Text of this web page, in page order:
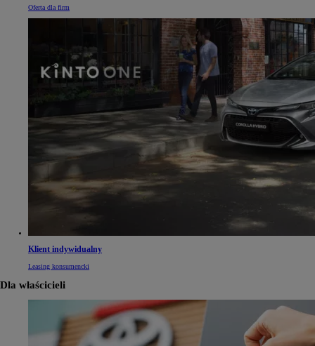
Oferta dla firm
Klient indywidualny
Leasing konsumencki
Dla właścicieli